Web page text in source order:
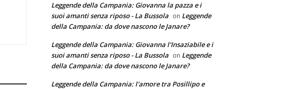
Leggende della Campania: Giovanna la pazza e i
suoi amanti senza riposo - La Bussola on Leggende
della Campania: da dove nascono le Janare?
Leggende della Campania: Giovanna l'Insaziabile e i
suoi amanti senza riposo - La Bussola on Leggende
della Campania: da dove nascono le Janare?
Leggende della Campania: l'amore tra Posillipo e